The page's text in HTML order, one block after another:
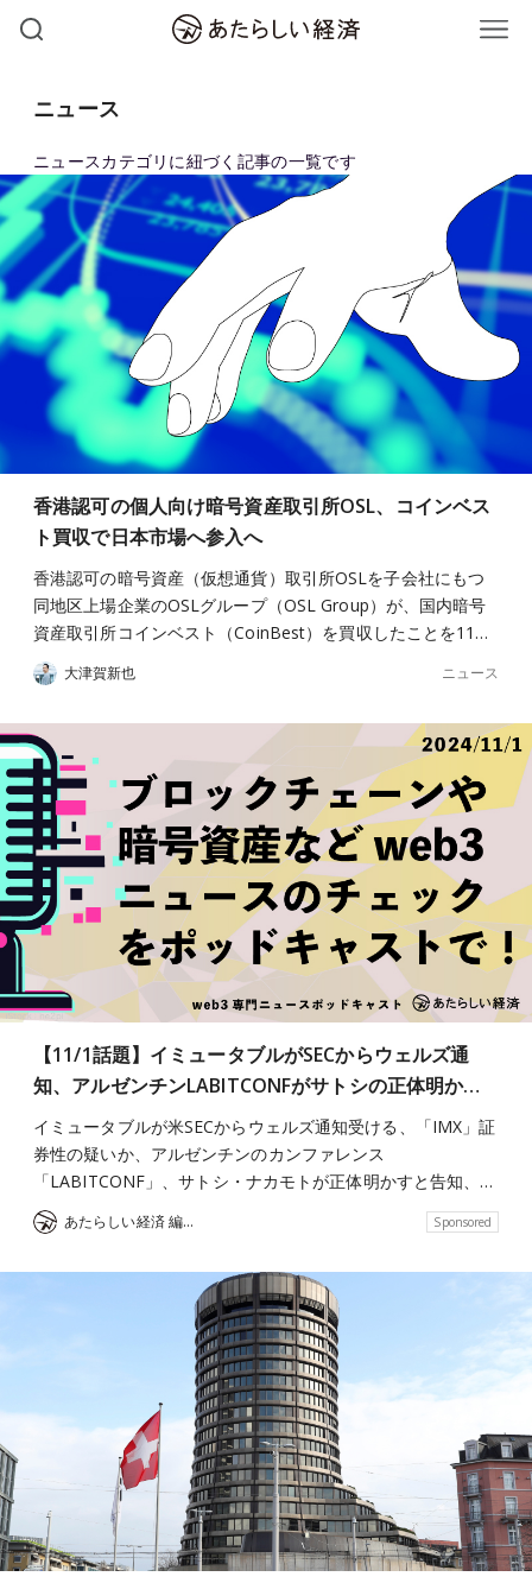
ニュース
ニュースカテゴリに紐づく記事の一覧です
香港認可の個人向け暗号資産取引所OSL、コインベス
ト買収で日本市場へ参入へ
香港認可の暗号資産（仮想通貨）取引所OSLを子会社にもつ
同地区上場企業のOSLグループ（OSL Group）が、国内暗号
資産取引所コインベスト（CoinBest）を買収したことを11…
大津賀新也 ニュース
【11/1話題】イミュータブルがSECからウェルズ通
知、アルゼンチンLABITCONFがサトシの正体明か…
イミュータブルが米SECからウェルズ通知受ける、「IMX」証
券性の疑いか、アルゼンチンのカンファレンス
「LABITCONF」、サトシ・ナカモトが正体明かすと告知、…
あたらしい経済 編集部 Sponsored